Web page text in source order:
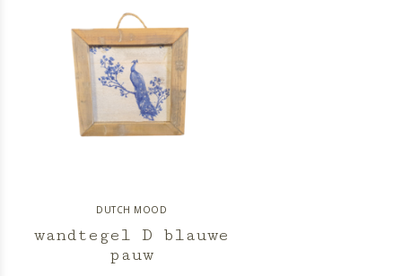
DUTCH MOOD
wandtegel D blauwe
pauw